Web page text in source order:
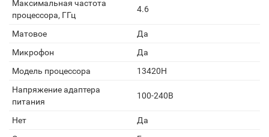
Максимальная частота
процессора, ГГц
4.6
Матовое
Да
Микрофон
Да
Модель процессора
13420H
Напряжение адаптера
питания
100-240В
Нет
Да